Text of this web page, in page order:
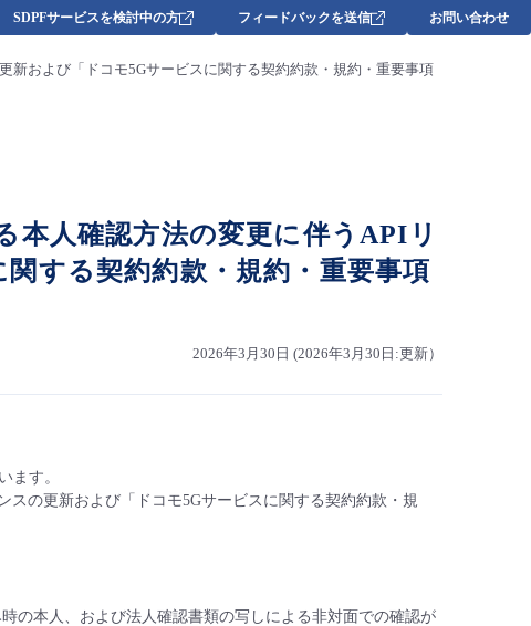
SDPFサービスを検討中の方 フィードバックを送信 お問い合わせ
新および「ドコモ5Gサービスに関する契約約款・規約・重要事項
本人確認方法の変更に伴うAPIリ
する契約約款・規約・重要事項
2026年3月30日 (2026年3月30日:更新）
ます。
スの更新および「ドコモ5Gサービスに関する契約約款・規
の本人、および法人確認書類の写しによる非対面での確認が